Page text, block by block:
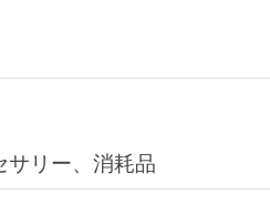
サリー、消耗品